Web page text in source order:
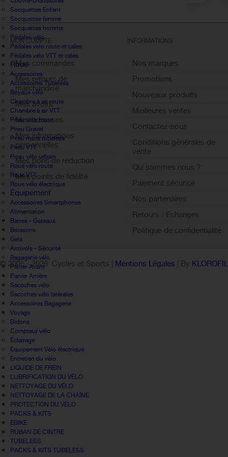
Socquettes Enfant
Socquettes femme
Socquettes homme
Pédales vélo
Pédales velo route et cales
Pédales velo VTT et cales
Roue
Accessoires
Accessoires Tubeless
Boyaux vélo
Chambre à air route
Chambre à air VTT
Pneu vélo route
Pneu Gravel
Pneu route tubeless
Pneu VTT
Pneu vélo urbain
Roue vélo route
Roue VTT
Roue vélo électrique
Équipement
Accessoires Smartphones
Alimentation
Barres - Gateaux
Boissons
Gels
Antivols - Sécurité
Bagagerie vélo
Panier Avant
Panier Arrière
Sacoches vélo
Sacoches vélo latérales
Accessoires Bagagerie
Voyage
Bidons
Compteur vélo
Éclairage
Equipement Vélo électrique
Entretien du vélo
LIQUIDE DE FREIN
LUBRIFICATION DU VÉLO
NETTOYAGE DU VÉLO
NETTOYAGE DE LA CHAÎNE
PROTECTION DU VÉLO
PACKS & KITS
EBIKE
RUBAN DE CINTRE
TUBELESS
PACKS & KITS TUBELESS
MON COMPTE
Mes commandes
Mes retours de
marchandise
Mes avoirs
Mes adresses
Mes informations
personnelles
Mes bons de réduction
Mes points de fidélité
Sign out
INFORMATIONS
Nos marques
Promotions
Nouveaux produits
Meilleures ventes
Contactez-nous
Conditions générales de
vente
Qui sommes nous ?
Paiement sécurisé
Nos partenaires
Retours / Echanges
Politique de confidentialité
© 2005 -2026 Cycles et Sports | Mentions Légales | By